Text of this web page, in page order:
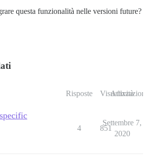
questa funzionalità nelle versioni future?
Risposte Visualizzazioni
Attività
4 851
Settembre 7,
2020